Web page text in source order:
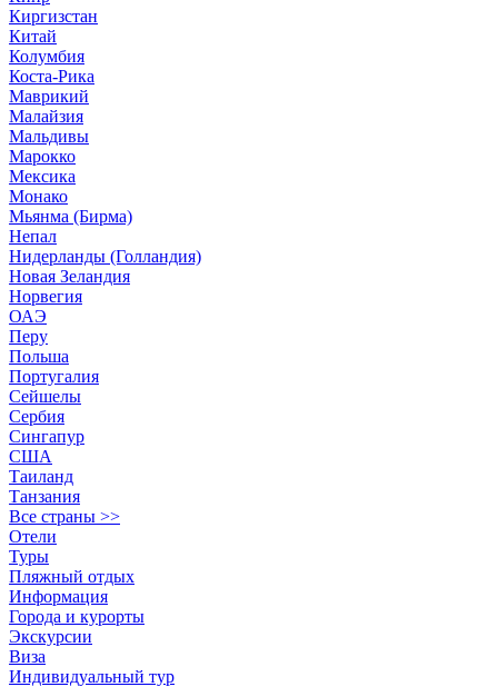
Киргизстан
Китай
Колумбия
Коста-Рика
Маврикий
Малайзия
Мальдивы
Марокко
Мексика
Монако
Мьянма (Бирма)
Непал
Нидерланды (Голландия)
Новая Зеландия
Норвегия
ОАЭ
Перу
Польша
Португалия
Сейшелы
Сербия
Сингапур
США
Таиланд
Танзания
Все страны >>
Отели
Туры
Пляжный отдых
Информация
Города и курорты
Экскурсии
Виза
Индивидуальный тур